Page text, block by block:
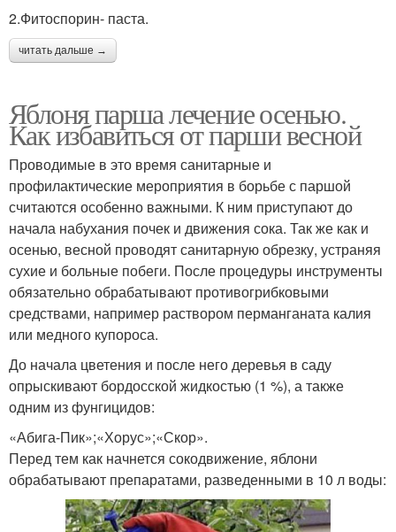
2.Фитоспорин- паста.
читать дальше →
Яблоня парша лечение осенью.
Как избавиться от парши весной
Проводимые в это время санитарные и
профилактические мероприятия в борьбе с паршой
считаются особенно важными. К ним приступают до
начала набухания почек и движения сока. Так же как и
осенью, весной проводят санитарную обрезку, устраняя
сухие и больные побеги. После процедуры инструменты
обязательно обрабатывают противогрибковыми
средствами, например раствором перманганата калия
или медного купороса.
До начала цветения и после него деревья в саду
опрыскивают бордосской жидкостью (1 %), а также
одним из фунгицидов:
«Абига-Пик»;«Хорус»;«Скор».
Перед тем как начнется сокодвижение, яблони
обрабатывают препаратами, разведенными в 10 л воды: